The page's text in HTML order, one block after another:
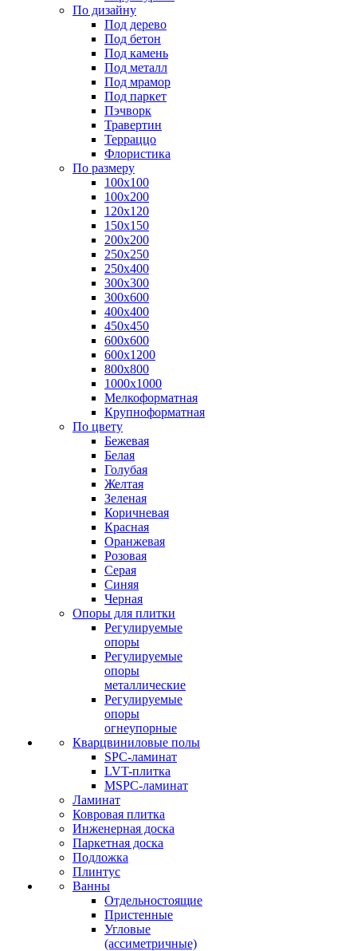
По дизайну
Под дерево
Под бетон
Под камень
Под металл
Под мрамор
Под паркет
Пэчворк
Травертин
Терраццо
Флористика
По размеру
100х100
100х200
120х120
150х150
200х200
250х250
250х400
300х300
300х600
400х400
450х450
600х600
600х1200
800х800
1000х1000
Мелкоформатная
Крупноформатная
По цвету
Бежевая
Белая
Голубая
Желтая
Зеленая
Коричневая
Красная
Оранжевая
Розовая
Серая
Синяя
Черная
Опоры для плитки
Регулируемые
опоры
Регулируемые
опоры
металлические
Регулируемые
опоры
огнеупорные
Кварцвиниловые полы
SPC-ламинат
LVT-плитка
MSPC-ламинат
Ламинат
Ковровая плитка
Инженерная доска
Паркетная доска
Подложка
Плинтус
Ванны
Отдельностоящие
Пристенные
Угловые
(ассиметричные)